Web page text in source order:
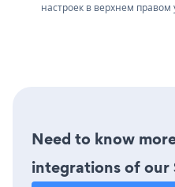
настроек в верхнем правом
Need to know
integrations of our